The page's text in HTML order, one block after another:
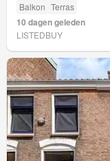
Balkon Terras
10 dagen geleden
LISTEDBUY